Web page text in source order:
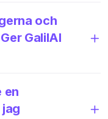
och
GalilAI
en